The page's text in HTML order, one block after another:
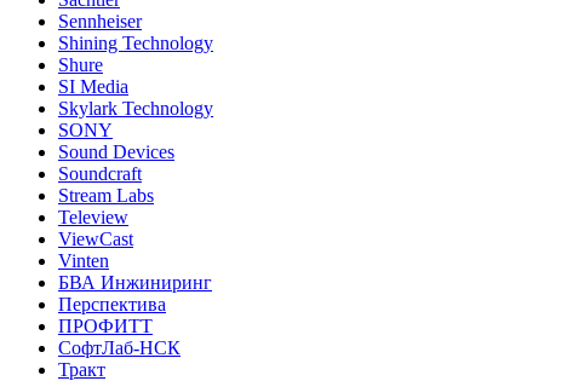
Sennheiser
Shining Technology
Shure
SI Media
Skylark Technology
SONY
Sound Devices
Soundcraft
Stream Labs
Teleview
ViewCast
Vinten
БВА Инжиниринг
Перспектива
ПРОФИТТ
СофтЛаб-НСК
Тракт